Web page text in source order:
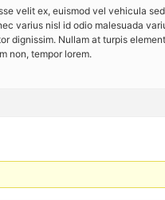
velit ex, euismod vel vehicula
varius nisl id odio malesuada
dignissim. Nullam at turpis
non, tempor lorem.